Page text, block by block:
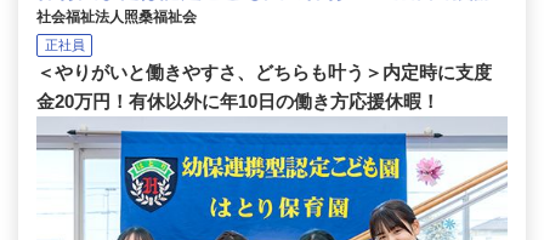
社会福祉法人照桑福祉会
正社員
＜やりがいと働きやすさ、どちらも叶う＞内定時に支度
金20万円！有休以外に年10日の働き方応援休暇！